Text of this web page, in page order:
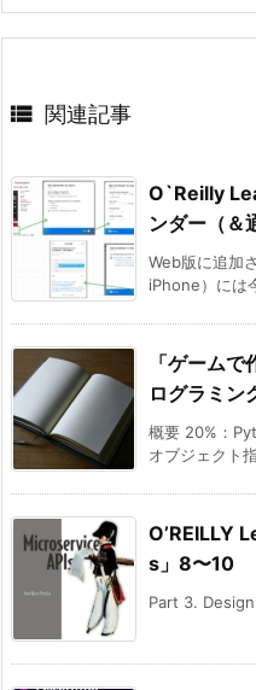
 関連記事
O`Reilly
ンダー（＆
Web版に追加
iPhone）には
「ゲーム
ログラミ
概要 20%：
オブジェクト
O’REILLY
s」8〜10
Part 3.